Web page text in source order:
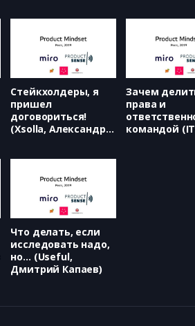
Стейкхолдеры, я
пришел
договориться!
(Xsolla, Александр
Зачем
права и
командой
Что делать, если
исследовать надо,
но… (Useful,
Дмитрий Капаев)